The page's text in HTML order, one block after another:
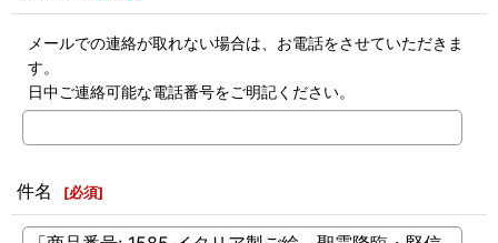
メールでの連絡が取れない場合は、お電話をさせていただきま
す。
日中ご連絡可能な電話番号をご明記ください。
件名 [必須]